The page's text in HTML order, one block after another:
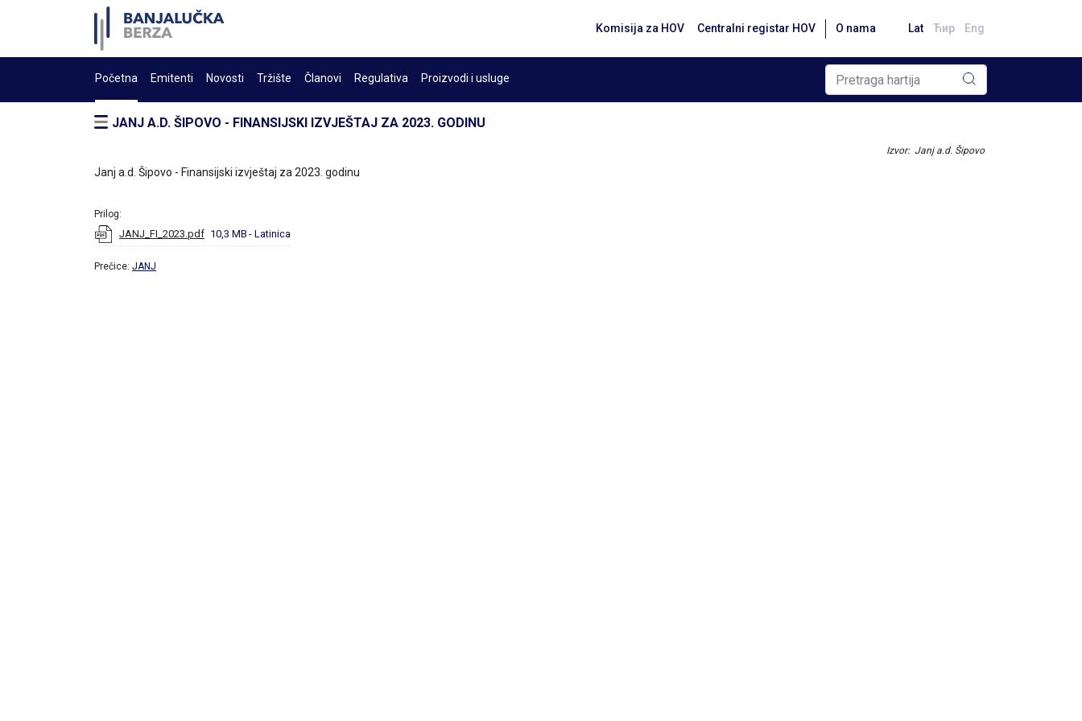
Komisija za HOV Centralni registar HOV O nama Lat Ћир Eng
Početna Emitenti Novosti Tržište Članovi Regulativa Proizvodi i usluge
JANJ A.D. ŠIPOVO - FINANSIJSKI IZVJEŠTAJ ZA 2023. GODINU
Izvor: Janj a.d. Šipovo
Janj a.d. Šipovo - Finansijski izvještaj za 2023. godinu
Prilog:
JANJ_FI_2023.pdf 10,3 MB - Latinica
Prečice: JANJ